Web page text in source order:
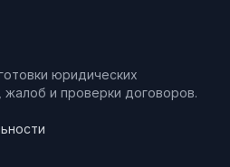
юридических
жалоб и проверки договоров.